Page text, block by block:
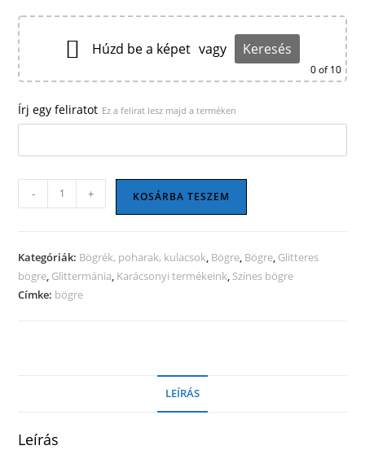
Húzd be a képet vagy Keresés
0of 10
Írj egy feliratot Ez a felirat lesz majd a terméken
Glitteres
színátmenetes
kék
mennyiség
- + KOSÁRBA TESZEM
Kategóriák: Bögrék, poharak, kulacsok, Bögre, Bögre, Glitteres
bögre, Glittermánia, Karácsonyi termékeink, Színes bögre
Címke: bögre
LEÍRÁS
Leírás